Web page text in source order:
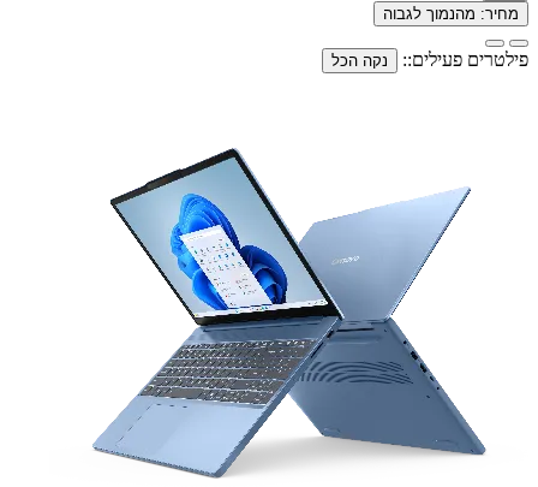
מחיר: מהנמוך לגבוה
פילטרים פעילים:: נקה הכל